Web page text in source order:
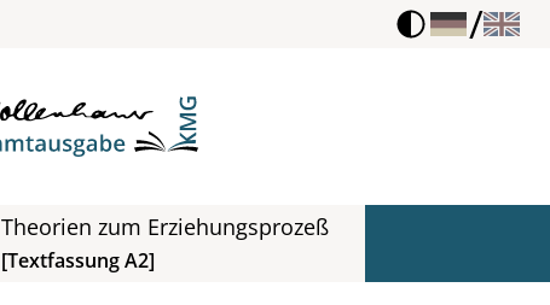
/
Theorien zum Erziehungsprozeß
[Textfassung A2]